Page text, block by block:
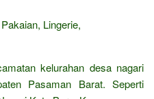
Lingerie,
kelurahan desa nagari
Pasaman Barat. Seperti